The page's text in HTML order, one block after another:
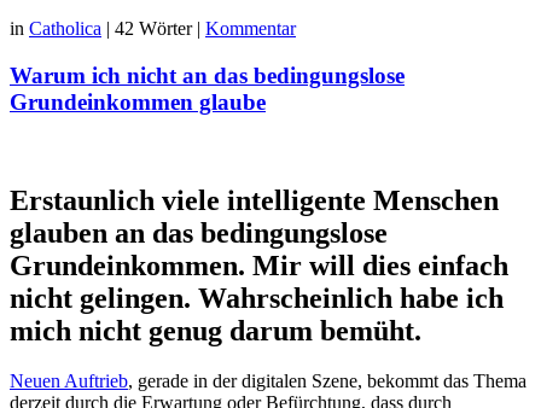
in Catholica | 42 Wörter | Kommentar
Warum ich nicht an das bedingungslose
Grundeinkommen glaube
Erstaunlich viele intelligente Menschen
glauben an das bedingungslose
Grundeinkommen. Mir will dies einfach
nicht gelingen. Wahrscheinlich habe ich
mich nicht genug darum bemüht.
Neuen Auftrieb, gerade in der digitalen Szene, bekommt das Thema
derzeit durch die Erwartung oder Befürchtung, dass durch